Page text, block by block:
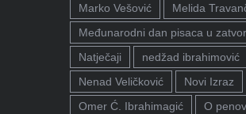
Marko Vešović
Melida
Međunarodni dan pisaca u
Natječaji
nedžad ibrahimović
Nenad Veličković
Novi Izraz
Omer Ć. Ibrahimagić
O